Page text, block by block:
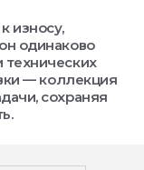
износу,
одинаково
— коллекция
сохраняя